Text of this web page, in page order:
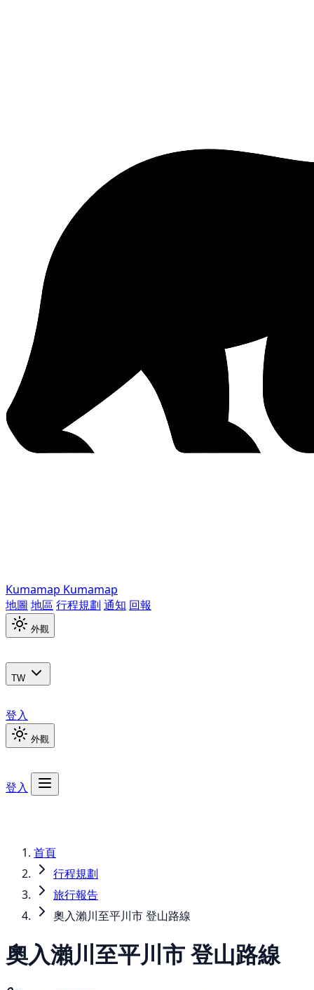
Kumamap Kumamap
地圖 地區 行程規劃 通知 回報
外觀
TW
登入
外觀
登入
首頁
行程規劃
旅行報告
奧入瀨川至平川市 登山路線
奧入瀨川至平川市 登山路線